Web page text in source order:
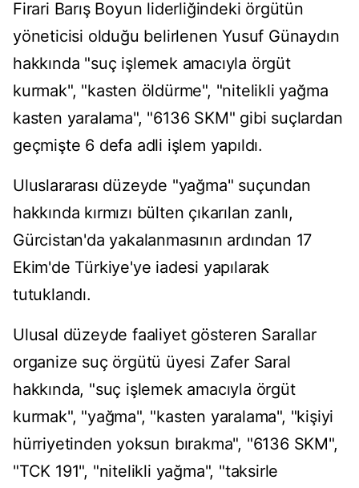
Firari Barış Boyun liderliğindeki örgütün
yöneticisi olduğu belirlenen Yusuf Günaydın
hakkında "suç işlemek amacıyla örgüt
kurmak", "kasten öldürme", "nitelikli yağma
kasten yaralama", "6136 SKM" gibi suçlardan
geçmişte 6 defa adli işlem yapıldı.
Uluslararası düzeyde "yağma" suçundan
hakkında kırmızı bülten çıkarılan zanlı,
Gürcistan'da yakalanmasının ardından 17
Ekim'de Türkiye'ye iadesi yapılarak
tutuklandı.
Ulusal düzeyde faaliyet gösteren Sarallar
organize suç örgütü üyesi Zafer Saral
hakkında, "suç işlemek amacıyla örgüt
kurmak", "yağma", "kasten yaralama", "kişiyi
hürriyetinden yoksun bırakma", "6136 SKM",
"TCK 191", "nitelikli yağma", "taksirle